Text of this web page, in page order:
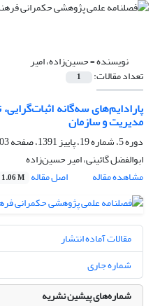
نویسنده =حسین‌زاده، امیر
تعداد مقالات: 1
پارادایم‌های سه‌گانه
مدیریت و سازمان
دوره 5، شماره 19، پاییز 1391، صفحه
ابوالفضل گائینی، امیر حسین‌زاده
مشاهده مقاله
اصل مقاله 1.06 M
مقالات آماده انتشار
شماره جاری
شماره‌های پیشین نشریه